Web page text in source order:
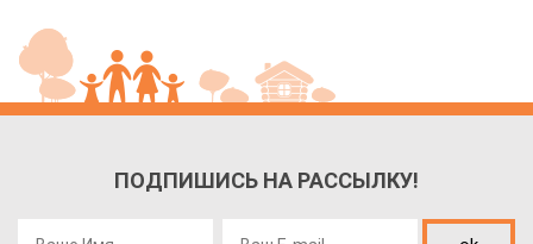
ПОДПИШИСЬ НА РАССЫЛКУ!